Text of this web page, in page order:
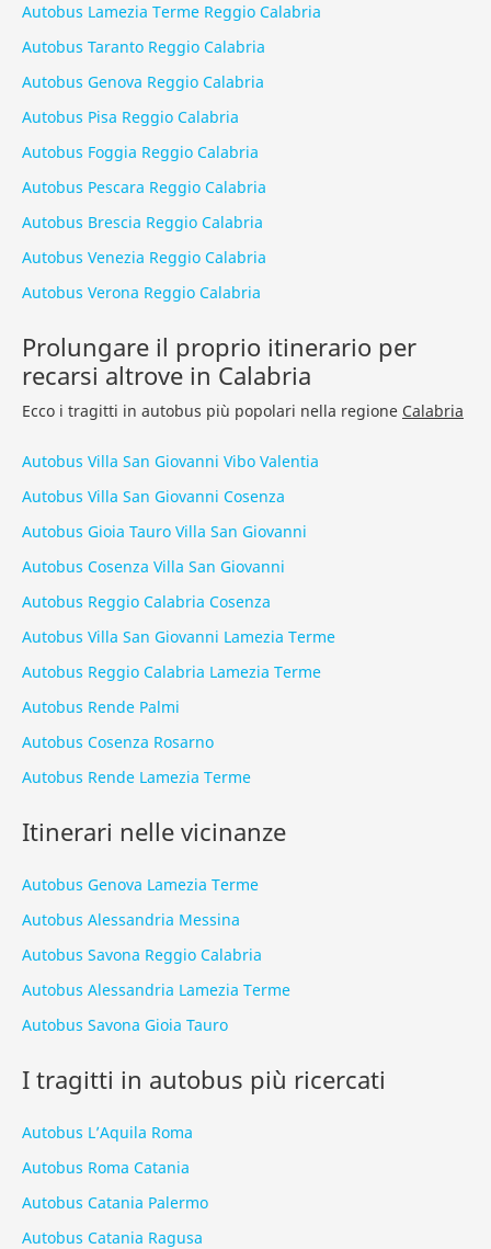
Autobus Lamezia Terme Reggio Calabria
Autobus Taranto Reggio Calabria
Autobus Genova Reggio Calabria
Autobus Pisa Reggio Calabria
Autobus Foggia Reggio Calabria
Autobus Pescara Reggio Calabria
Autobus Brescia Reggio Calabria
Autobus Venezia Reggio Calabria
Autobus Verona Reggio Calabria
Prolungare il proprio itinerario per
recarsi altrove in Calabria
Ecco i tragitti in autobus più popolari nella regione Calabria
Autobus Villa San Giovanni Vibo Valentia
Autobus Villa San Giovanni Cosenza
Autobus Gioia Tauro Villa San Giovanni
Autobus Cosenza Villa San Giovanni
Autobus Reggio Calabria Cosenza
Autobus Villa San Giovanni Lamezia Terme
Autobus Reggio Calabria Lamezia Terme
Autobus Rende Palmi
Autobus Cosenza Rosarno
Autobus Rende Lamezia Terme
Itinerari nelle vicinanze
Autobus Genova Lamezia Terme
Autobus Alessandria Messina
Autobus Savona Reggio Calabria
Autobus Alessandria Lamezia Terme
Autobus Savona Gioia Tauro
I tragitti in autobus più ricercati
Autobus L’Aquila Roma
Autobus Roma Catania
Autobus Catania Palermo
Autobus Catania Ragusa